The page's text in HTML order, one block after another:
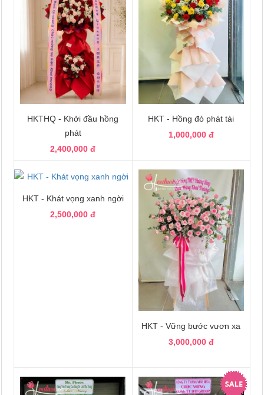
HKTHQ - Khởi đầu hồng
phát
2,400,000 đ
HKT - Hồng đỏ phát tài
1,000,000 đ
HKT - Khát vọng xanh ngời
2,500,000 đ
HKT - Vững bước vươn xa
3,000,000 đ